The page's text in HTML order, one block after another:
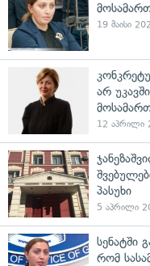
19 მაისი
არ
12 აპრილი
პასუხი
5 აპრილი
სენატში
რომ